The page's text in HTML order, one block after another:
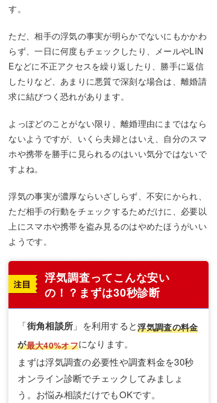
す。
ただ、相手の浮気の事実が明らかでないにもかかわ
らず、一日に何度もチェックしたり、メールやLIN
Eなどに不正アクセスを繰り返したり、勝手に返信
したりなど、あまりに悪質で深刻な場合は、離婚請
求に結びつく恐れがあります。
よっぽどのことがない限り、離婚理由にまではなら
ないようですが、いくら夫婦とはいえ、自分のスマ
ホや携帯を勝手に見られるのはいい気分ではないで
すよね。
浮気の事実が濃厚ならいざしらず、不安にかられ、
ただ相手の行動をチェックするためだけに、必要以
上にスマホや携帯を盗み見るのはやめたほうがいい
ようです。
浮気調査ってこんな安い
の！？まずは30秒診断
「街角相談所 」を利用すると浮気調査の料金
が最大40%オフになります。
まずは浮気調査の必要性や調査料金を30秒
オンライン診断でチェックしてみましょ
う。お悩み相談だけでもOKです。